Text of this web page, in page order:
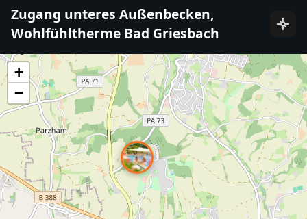
Zugang unteres Außenbecken,
Wohlfühltherme Bad Griesbach
+
−